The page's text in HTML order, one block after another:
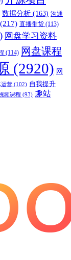
数据分析 (163) 沟通
(217) 直播带货 (113)
网盘学习资料
(114) 网盘课程
(2920) 网
运营 (102) 自我提升
频课程 (93) 趣站